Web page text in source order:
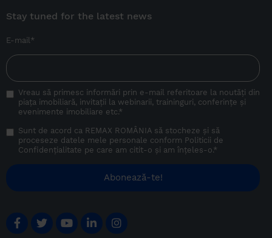
Stay tuned for the latest news
E-mail*
Vreau să primesc informări prin e-mail referitoare la noutăți din
piața imobiliară, invitații la webinarii, traininguri, conferințe și
evenimente imobiliare etc.*
Sunt de acord ca REMAX ROMÂNIA să stocheze și să
proceseze datele mele personale conform Politicii de
Confidențialitate pe care am citit-o și am înțeles-o.*